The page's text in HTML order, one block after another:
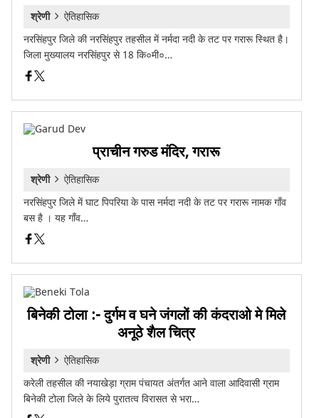
श्रेणी
ऐतिहासिक
नरसिंहपुर जिले की नरसिंहपुर तहसील में नर्मदा नदी के तट पर गरारू स्थित है।
जिला मुख्यालय नरसिंहपुर से 18 कि०मी०…
प्राचीन गरुड मंदिर, गरारू
श्रेणी
ऐतिहासिक
नरसिंहपुर जिले में घाट पिपरिया के पास नर्मदा नदी के तट पर गरारू नामक गाँव
बस है । यह गाँव…
बिनेकी टोला :- दुर्गम व घने जंगलों की कंदराओ मे मिले
अनूठे शैल चित्र
श्रेणी
ऐतिहासिक
करेली तहसील की नयाखेड़ा ग्राम पंचायत अंतर्गत आने वाला आदिवासी ग्राम
बिनेकी टोला जिले के लिये पुरातत्व विरासत से भरा…